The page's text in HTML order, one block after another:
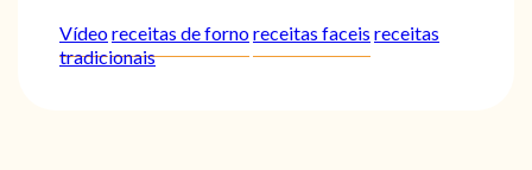
Vídeoreceitas de fornoreceitas faceis receitas
tradicionais